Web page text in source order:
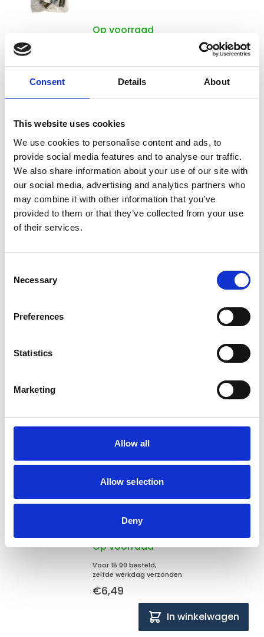
Consent Details About
This website uses cookies
We use cookies to personalise content and ads, to
provide social media features and to analyse our traffic.
We also share information about your use of our site with
our social media, advertising and analytics partners who
may combine it with other information that you’ve
provided to them or that they’ve collected from your use
of their services.
Selection
Necessary
Preferences
Statistics
Marketing
Allow all
Allow selection
Deny
Op voorraad
In winkelwagen
De-Tail Runderkophuidplaten
3-Pack
Op voorraad
Voor 15:00 besteld,
In winkelwagen
€6,99
Flamingo
eendennekken 150gr
Op voorraad
Voor 15:00 besteld,
zelfde werkdag verzonden
€6,49
In winkelwagen